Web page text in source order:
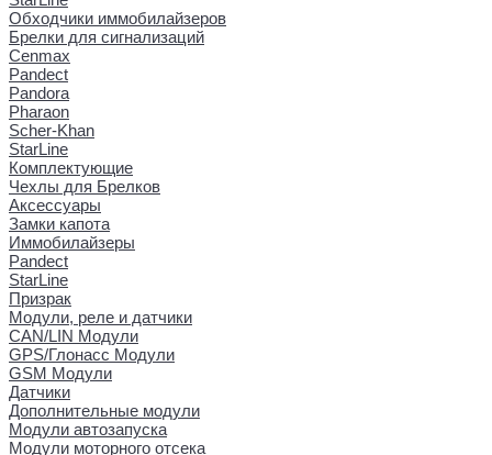
Обходчики иммобилайзеров
Брелки для сигнализаций
Cenmax
Pandect
Pandora
Pharaon
Scher-Khan
StarLine
Комплектующие
Чехлы для Брелков
Аксессуары
Замки капота
Иммобилайзеры
Pandect
StarLine
Призрак
Модули, реле и датчики
CAN/LIN Модули
GPS/Глонасс Модули
GSM Модули
Датчики
Дополнительные модули
Модули автозапуска
Модули моторного отсека